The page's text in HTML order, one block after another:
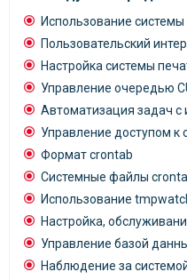
Использование системы
Пользовательский
Настройка системы
Управление очередью
Автоматизация задач с
Управление доступом к
Формат crontab
Системные файлы
Использование
Настройка,
Управление базой
Наблюдение за